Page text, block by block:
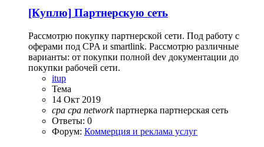
[Куплю] Партнерскую сеть
Рассмотрю покупку партнерской сети. Под работу с
оферами под CPA и smartlink. Рассмотрю различные
варианты: от покупки полной dev документации до
покупки рабочей сети.
itup
Тема
14 Окт 2019
cpa cpa network партнерка партнерская сеть
Ответы: 0
Форум: Коммерция и реклама услуг